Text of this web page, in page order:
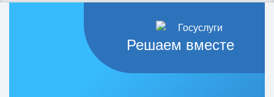
Решаем вместе